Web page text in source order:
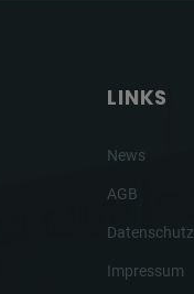
LINKS
News
AGB
Datenschutz
Impressum